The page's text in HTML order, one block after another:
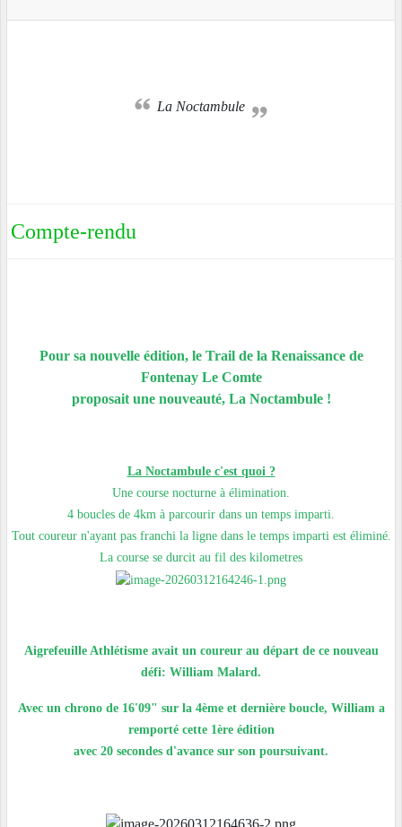
La Noctambule
Compte-rendu
Pour sa nouvelle édition, le Trail de la Renaissance de
Fontenay Le Comte
proposait une nouveauté, La Noctambule !
La Noctambule c'est quoi ?
Une course nocturne à élimination.
4 boucles de 4km à parcourir dans un temps imparti.
Tout coureur n'ayant pas franchi la ligne dans le temps imparti est éliminé.
La course se durcit au fil des kilometres
Aigrefeuille Athlétisme avait un coureur au départ de ce nouveau
défi: William Malard.
Avec un chrono de 16'09" sur la 4ème et dernière boucle, William a
remporté cette 1ère édition
avec 20 secondes d'avance sur son poursuivant.